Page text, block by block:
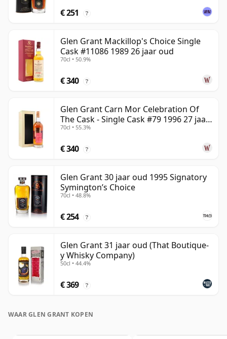
€ 251 ?
Glen Grant Mackillop's Choice Single
Cask #11086 1989 26 jaar oud
70cl • 50.9%
€ 340 ?
Glen Grant Carn Mor Celebration Of
The Cask - Single Cask #79 1996 27 jaar
oud
70cl • 55.3%
€ 340 ?
Glen Grant 30 jaar oud 1995 Signatory
Symington’s Choice
70cl • 48.8%
€ 254 ?
Glen Grant 31 jaar oud (That Boutique-
y Whisky Company)
50cl • 44.4%
€ 369 ?
WAAR GLEN GRANT KOPEN